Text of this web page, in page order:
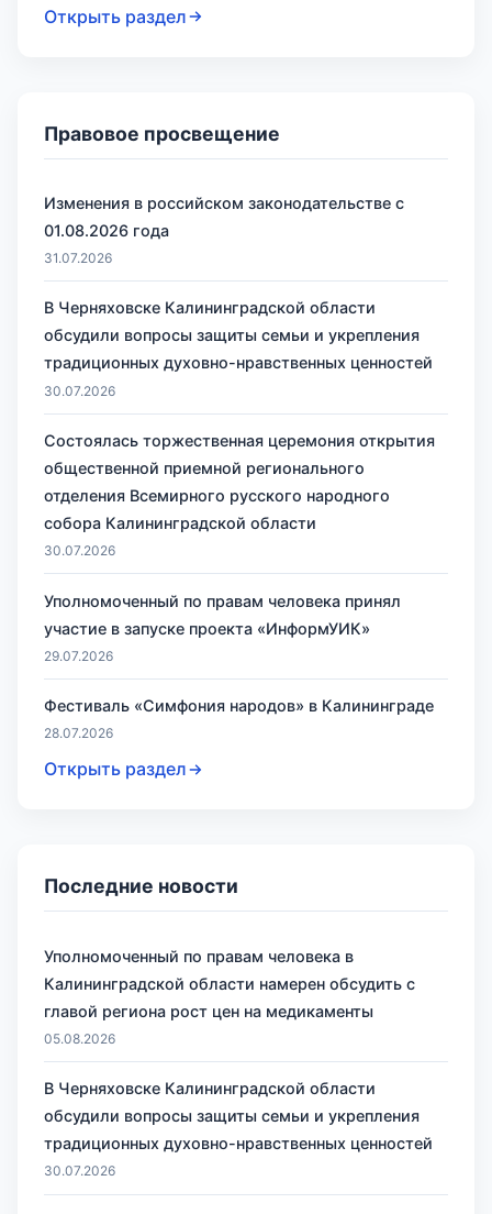
Открыть раздел
Правовое просвещение
Изменения в российском законодательстве с
01.08.2026 года
31.07.2026
В Черняховске Калининградской области
обсудили вопросы защиты семьи и укрепления
традиционных духовно-нравственных ценностей
30.07.2026
Состоялась торжественная церемония открытия
общественной приемной регионального
отделения Всемирного русского народного
собора Калининградской области
30.07.2026
Уполномоченный по правам человека принял
участие в запуске проекта «ИнформУИК»
29.07.2026
Фестиваль «Симфония народов» в Калининграде
28.07.2026
Открыть раздел
Последние новости
Уполномоченный по правам человека в
Калининградской области намерен обсудить с
главой региона рост цен на медикаменты
05.08.2026
В Черняховске Калининградской области
обсудили вопросы защиты семьи и укрепления
традиционных духовно-нравственных ценностей
30.07.2026